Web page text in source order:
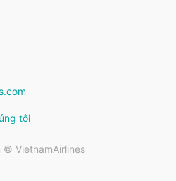
tôi
© VietnamAirlines